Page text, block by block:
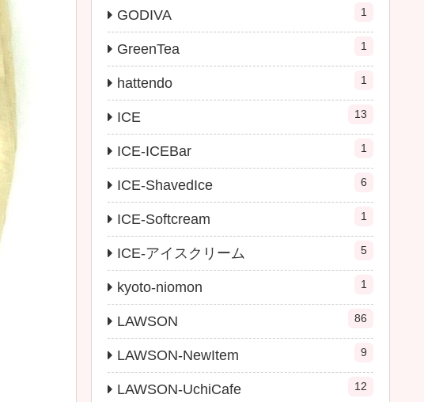
GODIVA 1
GreenTea 1
hattendo 1
ICE 13
ICE-ICEBar 1
ICE-ShavedIce 6
ICE-Softcream 1
ICE-アイスクリーム 5
kyoto-niomon 1
LAWSON 86
LAWSON-NewItem 9
LAWSON-UchiCafe 12